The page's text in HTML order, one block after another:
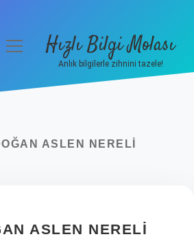
menüyüHızlı Bilgi Molası
Anlık bilgilerle zihnini tazele!
ASLEN NERELI
ASLEN NERELI